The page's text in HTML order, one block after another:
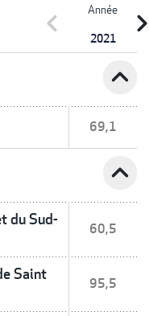
Année
2021
chevron_left
expand_less
69,1
expand_less
du Sud-
60,5
Saint
95,5